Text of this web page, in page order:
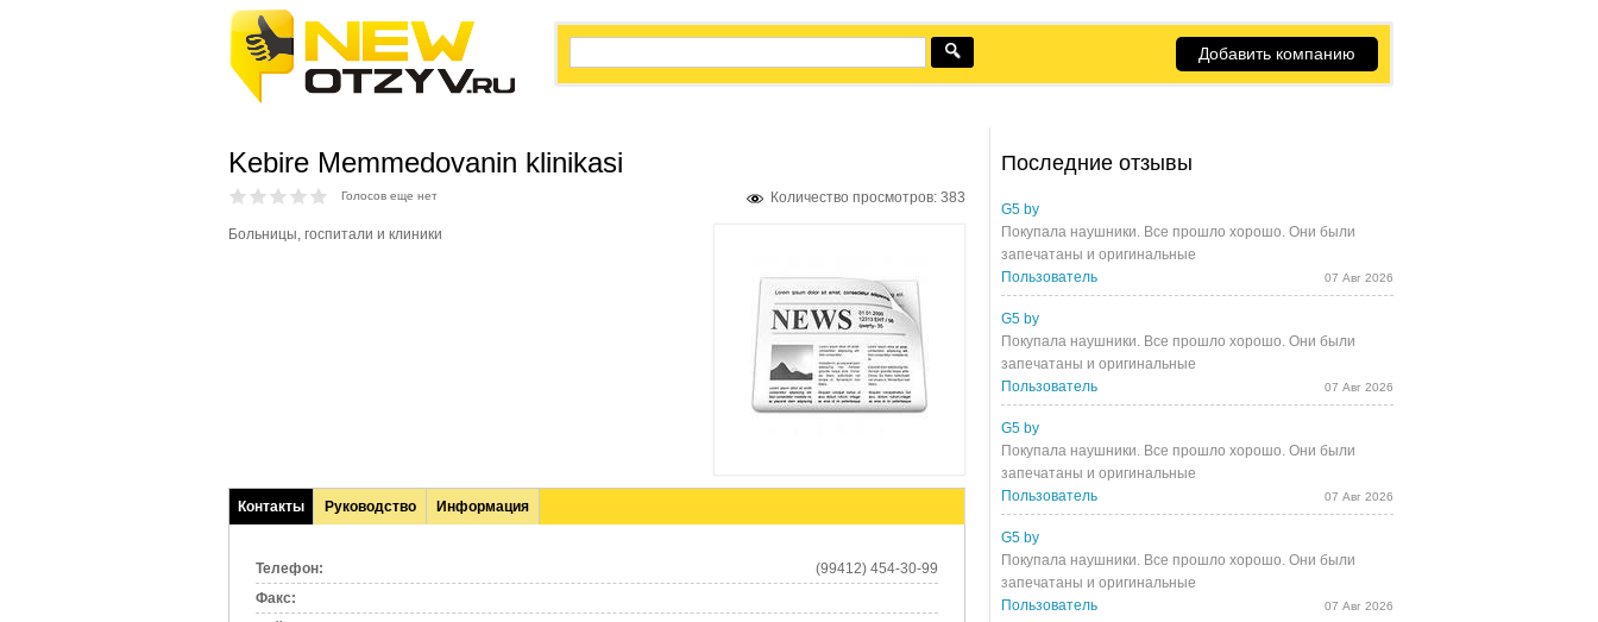
Добавить компанию
Kebire Memmedovanin klinikasi
Количество просмотров: 383
Голосов еще нет
Больницы, госпитали и клиники
Контакты
(активная
Руководство Информация
Телефон:
(99412) 454-30-99
Факс:
Последние отзывы
G5 by
Покупала наушники. Все прошло хорошо. Они были
запечатаны и оригинальные
Пользователь
07 Авг 2026
G5 by
Покупала наушники. Все прошло хорошо. Они были
запечатаны и оригинальные
Пользователь
07 Авг 2026
G5 by
Покупала наушники. Все прошло хорошо. Они были
запечатаны и оригинальные
Пользователь
07 Авг 2026
G5 by
Покупала наушники. Все прошло хорошо. Они были
запечатаны и оригинальные
Пользователь
07 Авг 2026